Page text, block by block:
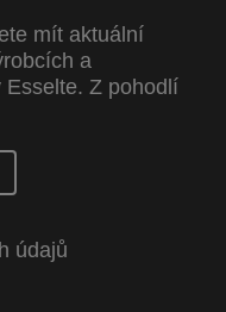
mít aktuální
a
Z pohodlí
údajů